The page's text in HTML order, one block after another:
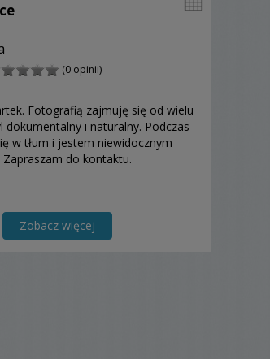
(0 opinii)
Fotografią zajmuję się od wielu
dokumentalny i naturalny. Podczas
w tłum i jestem niewidocznym
do kontaktu.
Zobacz więcej